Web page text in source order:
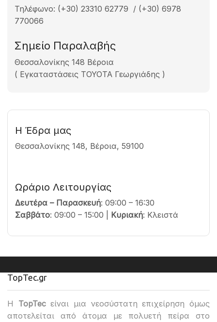
Τηλέφωνο: (+30) 23310 62779 / (+30) 6978
770066
Σημείο Παραλαβής
Θεσσαλονίκης 148 Βέροια
( Εγκαταστάσεις TOYOTA Γεωργιάδης )
Η Έδρα μας
Θεσσαλονίκης 148, Βέροια, 59100
Ωράριο Λειτουργίας
Δευτέρα – Παρασκευή: 09:00 – 16:30
Σαββάτο: 09:00 – 15:00 | Κυριακή: Κλειστά
TopTec.gr
H TopTecείναι μια νεοσύστατη επιχείρηση όμως
αποτελείται από άτομα με πολυετή πείρα στο